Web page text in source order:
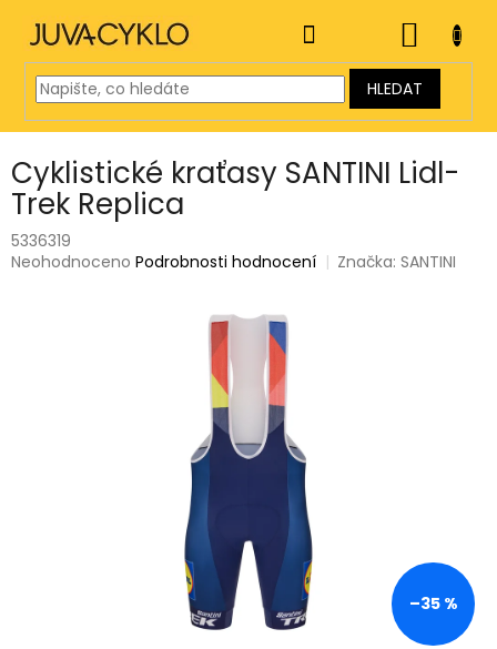
obsah
HLEDAT
KOŠÍK
Cyklistické kraťasy SANTINI Lidl-
Trek Replica
5336319
Průměrné
Neohodnoceno Podrobnosti hodnocení Značka:SANTINI
–35 %